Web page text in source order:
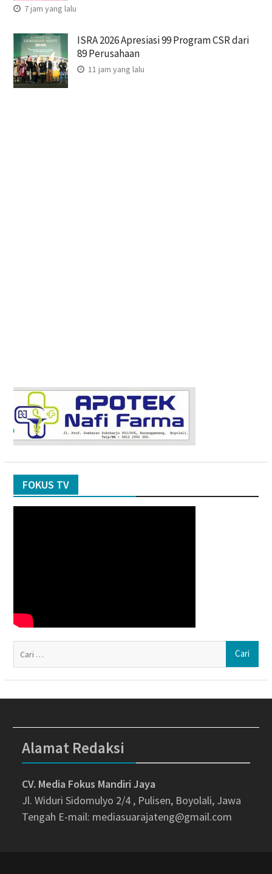
7 jam yang lalu
ISRA 2026 Apresiasi 99 Program CSR dari
89 Perusahaan
11 jam yang lalu
FOKUS TV
Alamat Redaksi
CV. Media Fokus Mandiri Jaya
Jl. Widuri Sidomulyo 2/4 , Pulisen, Boyolali, Jawa
Tengah E-mail: mediasuarajateng@gmail.com